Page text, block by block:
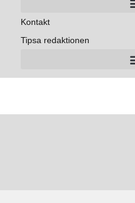
Kontakt
Tipsa redaktionen